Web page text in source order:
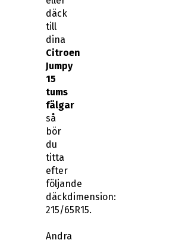
däck
till
dina
Citroen
Jumpy
15
tums
fälgar
så
bör
du
titta
efter
följande
däckdimension:
215/65R15.
Andra